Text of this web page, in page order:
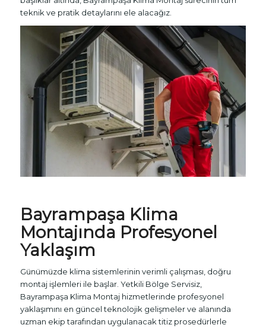
teknik ve pratik detaylarını ele alacağız.
Bayrampaşa Klima
Montajında Profesyonel
Yaklaşım
Günümüzde klima sistemlerinin verimli çalışması, doğru
montaj işlemleri ile başlar. Yetkili Bölge Servisiz,
Bayrampaşa Klima Montaj hizmetlerinde profesyonel
yaklaşımını en güncel teknolojik gelişmeler ve alanında
uzman ekip tarafından uygulanacak titiz prosedürlerle